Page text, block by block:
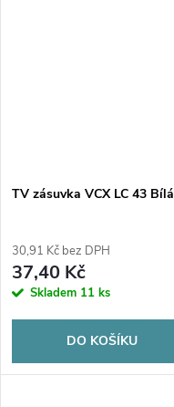
TV zásuvka VCX LC 43 Bílá
30,91 Kč bez DPH
37,40 Kč
Skladem 11 ks
DO KOŠÍKU